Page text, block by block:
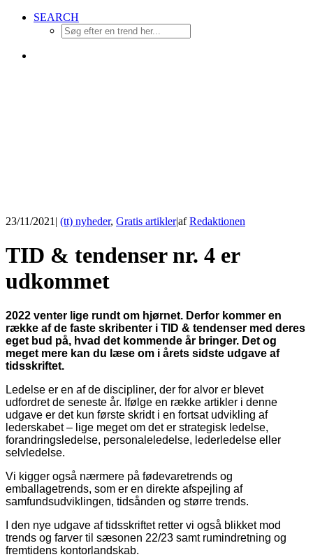
SEARCH
23/11/2021 | (tt) nyheder, Gratis artikler|afRedaktionen
TID & tendenser nr. 4 er
udkommet
2022 venter lige rundt om hjørnet. Derfor kommer en
række af de faste skribenter i TID & tendenser med deres
eget bud på, hvad det kommende år bringer. Det og
meget mere kan du læse om i årets sidste udgave af
tidsskriftet.
Ledelse er en af de discipliner, der for alvor er blevet
udfordret de seneste år. Ifølge en række artikler i denne
udgave er det kun første skridt i en fortsat udvikling af
lederskabet – lige meget om det er strategisk ledelse,
forandringsledelse, personaleledelse, lederledelse eller
selvledelse.
Vi kigger også nærmere på fødevaretrends og
emballagetrends, som er en direkte afspejling af
samfundsudviklingen, tidsånden og større trends.
I den nye udgave af tidsskriftet retter vi også blikket mod
trends og farver til sæsonen 22/23 samt rumindretning og
fremtidens kontorlandskab.